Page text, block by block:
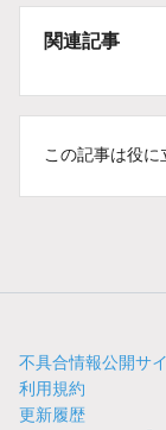
関連記事
この記事は役に
不具合情報公開サ
利用規約
更新履歴